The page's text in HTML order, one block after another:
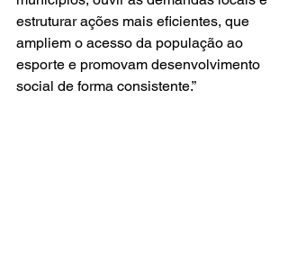
estruturar ações mais eficientes, que
ampliem o acesso da população ao
esporte e promovam desenvolvimento
social de forma consistente.”